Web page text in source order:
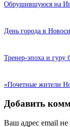
Обрушившуюся на
День города в
Тренер-эпоха и гуру
«Почетные жители
Добавить
Ваш адрес email не